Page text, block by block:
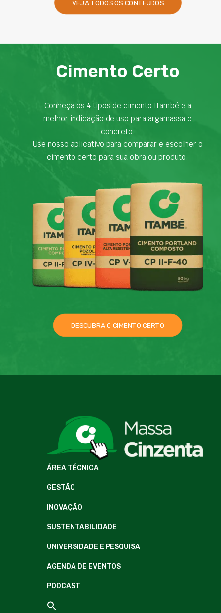
VEJA TODOS OS CONTEÚDOS
Cimento Certo
Conheça os 4 tipos de cimento Itambé e a
melhor indicação de uso para argamassa e
concreto.
Use nosso aplicativo para comparar e escolher o
cimento certo para sua obra ou produto.
DESCUBRA O CIMENTO CERTO
ÁREA TÉCNICA
GESTÃO
INOVAÇÃO
SUSTENTABILIDADE
UNIVERSIDADE E PESQUISA
AGENDA DE EVENTOS
PODCAST